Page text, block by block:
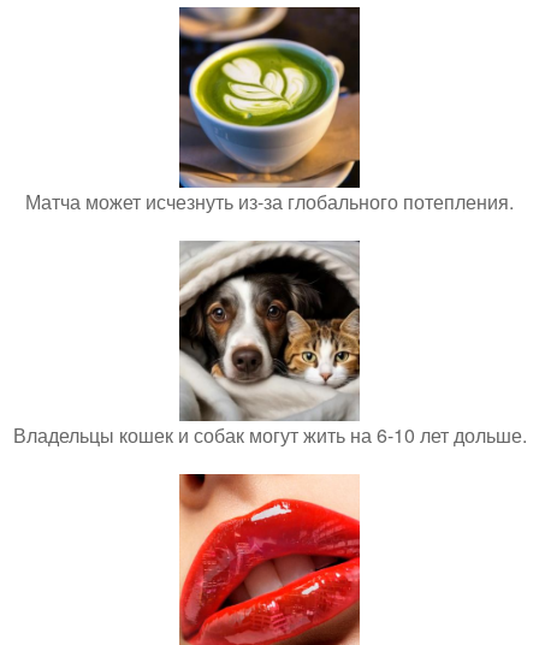
Матча может исчезнуть из-за глобального потепления.
Владельцы кошек и собак могут жить на 6-10 лет дольше.